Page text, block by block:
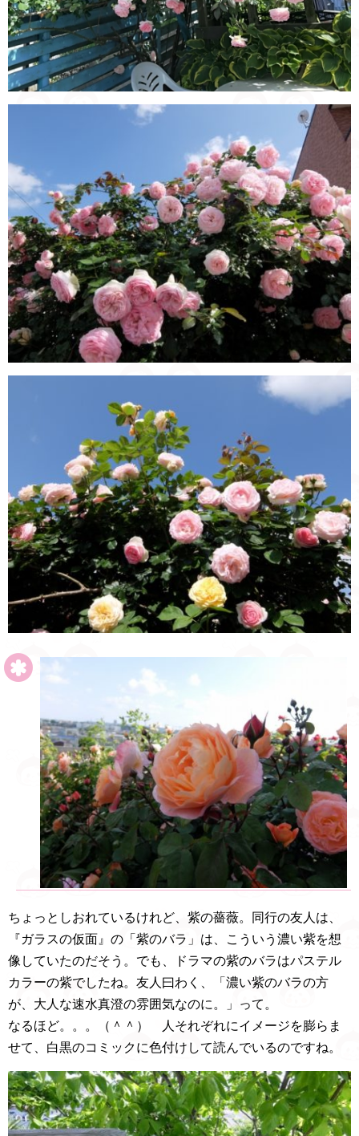
ちょっとしおれているけれど、紫の薔薇。同行の友人は、
『ガラスの仮面』の「紫のバラ」は、こういう濃い紫を想
像していたのだそう。でも、ドラマの紫のバラはパステル
カラーの紫でしたね。友人曰わく、「濃い紫のバラの方
が、大人な速水真澄の雰囲気なのに。」って。
なるほど。。。（＾＾） 人それぞれにイメージを膨らま
せて、白黒のコミックに色付けして読んでいるのですね。